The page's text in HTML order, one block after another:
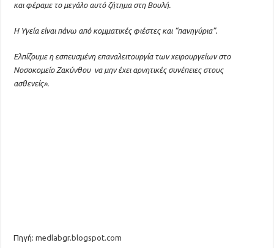
και φέραμε το μεγάλο αυτό ζήτημα στη Βουλή.
Η Υγεία είναι πάνω από κομματικές φιέστες και “πανηγύρια”.
Ελπίζουμε η εσπευσμένη επαναλειτουργία των χειρουργείων στο
Νοσοκομείο Ζακύνθου να μην έχει αρνητικές συνέπειες στους
ασθενείς».
Πηγή:medlabgr.blogspot.com